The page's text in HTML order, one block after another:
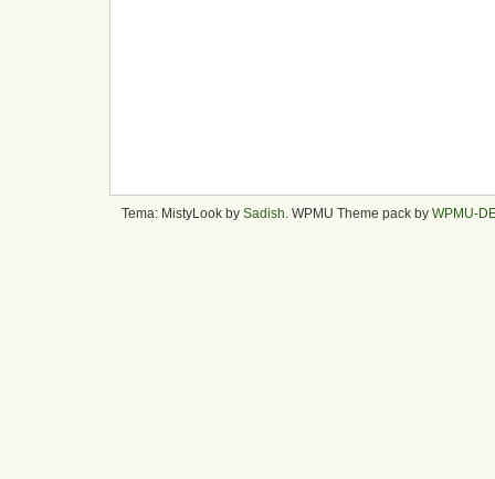
Tema: MistyLook by Sadish . WPMU Theme pack by WPMU-